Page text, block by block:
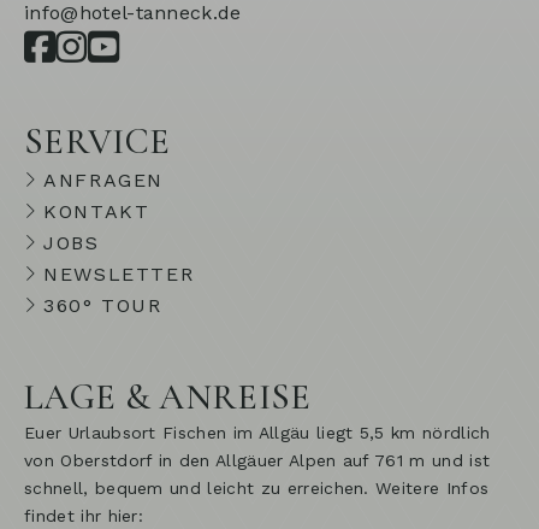
info@hotel-tanneck.de
SERVICE
ANFRAGEN
KONTAKT
JOBS
NEWSLETTER
360° TOUR
LAGE & ANREISE
Euer Urlaubsort Fischen im Allgäu liegt 5,5 km nördlich
von Oberstdorf in den Allgäuer Alpen auf 761 m und ist
schnell, bequem und leicht zu erreichen. Weitere Infos
findet ihr hier: